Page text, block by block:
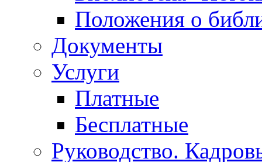
Положения о
Документы
Услуги
Платные
Бесплатные
Руководство.